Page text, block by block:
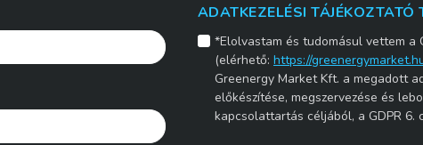
ADATKEZELÉSI TÁJÉKOZTATÓ
*Elolvastam és tudomásul vettem a
(elérhető: https://
Greenergy Market Kft. a megadott
előkészítése, megszervezése és
kapcsolattartás céljából, a GDPR 6.
Please leave this field empty.